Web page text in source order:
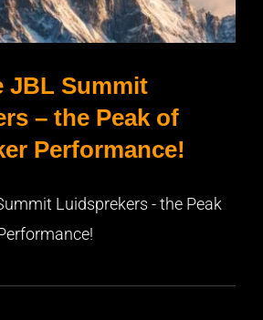
Performance!
JBL Summit
– the Peak of
Performance!
Luidsprekers - the Peak